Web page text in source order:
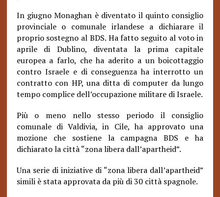
In giugno Monaghan è diventato il quinto consiglio
provinciale o comunale irlandese a dichiarare il
proprio sostegno al BDS. Ha fatto seguito al voto in
aprile di Dublino, diventata la prima capitale
europea a farlo, che ha aderito a un boicottaggio
contro Israele e di conseguenza ha interrotto un
contratto con HP, una ditta di computer da lungo
tempo complice dell’occupazione militare di Israele.
Più o meno nello stesso periodo il consiglio
comunale di Valdivia, in Cile, ha approvato una
mozione che sostiene la campagna BDS e ha
dichiarato la città “zona libera dall’apartheid”.
Una serie di iniziative di “zona libera dall’apartheid”
simili è stata approvata da più di 30 città spagnole.